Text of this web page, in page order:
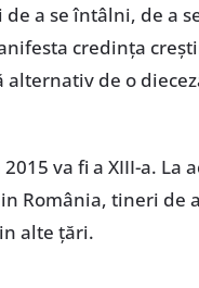
a se întâlni, de a
credinţa
alternativ de o
va fi a XIII-a. La
România, tineri de
alte ţări.